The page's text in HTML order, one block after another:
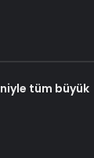
tüm büyük